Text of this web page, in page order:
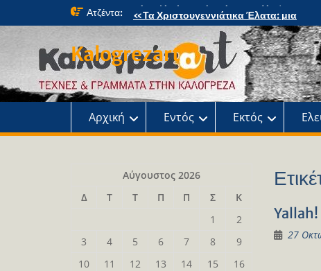
Ατζέντα:
«Τα Χριστουγεννιάτικα Έλατα: μια
μαγική περιπέτεια» στο κτήμα Φιξ
Η Χριστουγεννιάτικη συναυλία του
Ωδείου
Παρουσίαση του βιβλίου: Τα παιδιά της
αλάνας
Παρουσίαση του βιβλίου «Τοντόρ, από
τη Σαφράμπολη στην Καλογρέζα»
Kalogrezart
Αρχική Εντός Εκτός
Yallah!
27
Αύγουστος 2026
Δ
Τ Τ Π Π Σ
Κ
1
2
3
4 5 6 7 8
9
10
11 12 13 14 15
16